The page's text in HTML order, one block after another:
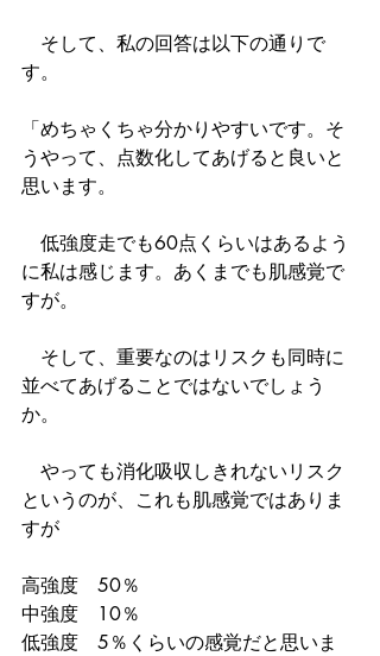
そして、私の回答は以下の通りで
す。
「めちゃくちゃ分かりやすいです。そ
うやって、点数化してあげると良いと
思います。
低強度走でも60点くらいはあるよう
に私は感じます。あくまでも肌感覚で
すが。
そして、重要なのはリスクも同時に
並べてあげることではないでしょう
か。
やっても消化吸収しきれないリスク
というのが、これも肌感覚ではありま
すが
高強度　50％
中強度　10％
低強度　5％くらいの感覚だと思いま